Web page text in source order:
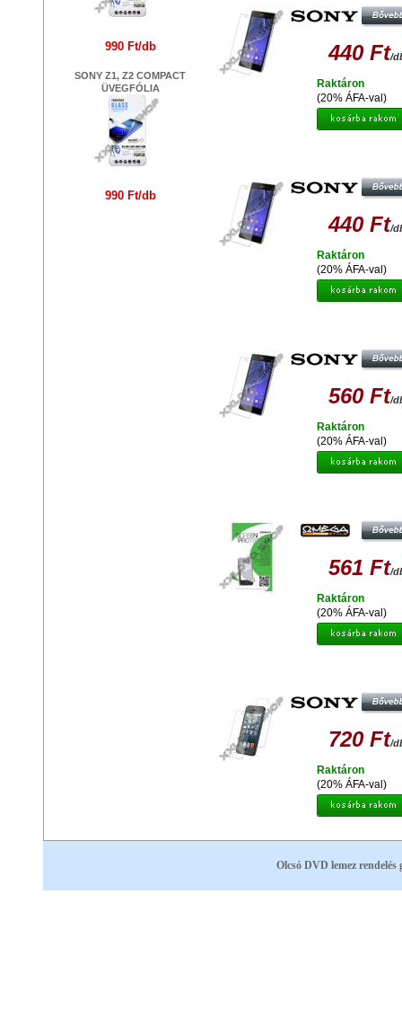
990 Ft/db
SONY Z1, Z2 COMPACT
ÜVEGFÓLIA
990 Ft/db
440 Ft/
(20% ÁFA-val)
Raktáron
440 Ft/
(20% ÁFA-val)
Raktáron
560 Ft/
(20% ÁFA-val)
Raktáron
FÓLIA SONY XPERIA PLAY
561 Ft/
(20% ÁFA-val)
Raktáron
720 Ft/
(20% ÁFA-val)
Raktáron
Olcsó DVD lemez